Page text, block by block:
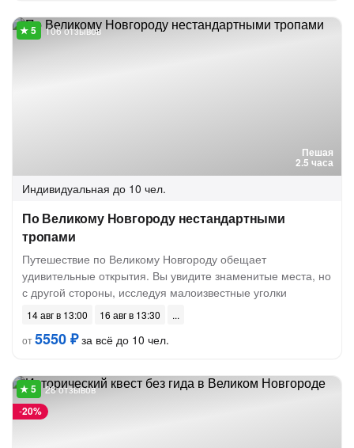
Пешая
2.5 часа
106 отзывов
Индивидуальная до 10 чел.
По Великому Новгороду нестандартными
тропами
Путешествие по Великому Новгороду обещает
удивительные открытия. Вы увидите знаменитые места, но
с другой стороны, исследуя малоизвестные уголки
14 авг в 13:00
16 авг в 13:30
от5550 ₽за всё до 10 чел.
-20%
28 отзывов